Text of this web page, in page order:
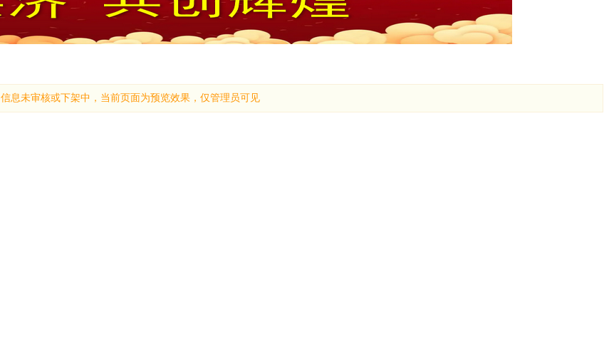
信息未审核或下架中，当前页面为预览效果，仅管理员可见